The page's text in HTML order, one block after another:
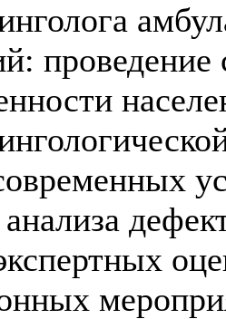
проведение